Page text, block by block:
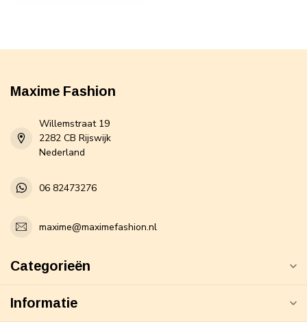
Maxime Fashion
Willemstraat 19
2282 CB Rijswijk
Nederland
06 82473276
maxime@maximefashion.nl
Categorieën
Informatie